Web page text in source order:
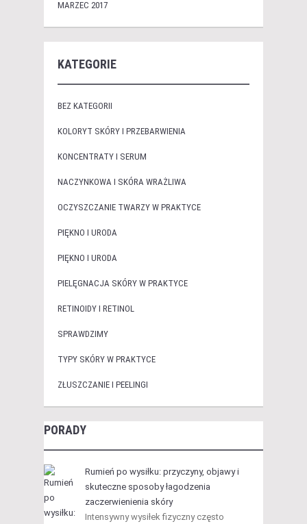
MARZEC 2017
KATEGORIE
BEZ KATEGORII
KOLORYT SKÓRY I PRZEBARWIENIA
KONCENTRATY I SERUM
NACZYNKOWA I SKÓRA WRAŻLIWA
OCZYSZCZANIE TWARZY W PRAKTYCE
PIĘKNO I URODA
PIĘKNO I URODA
PIELĘGNACJA SKÓRY W PRAKTYCE
RETINOIDY I RETINOL
SPRAWDZIMY
TYPY SKÓRY W PRAKTYCE
ZŁUSZCZANIE I PEELINGI
PORADY
Rumień po wysiłku: przyczyny, objawy i
skuteczne sposoby łagodzenia
zaczerwienienia skóry
Intensywny wysiłek fizyczny często